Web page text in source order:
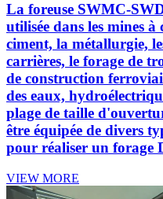
La foreuse SWMC-
utilisée dans les mines
ciment, la métallurgie,
carrières, le forage de
de construction
des eaux,
plage de taille
être équipée de divers
pour réaliser un forage
VIEW MORE